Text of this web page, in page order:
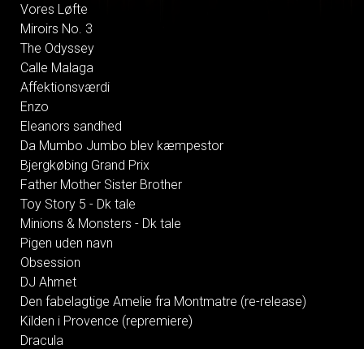
Vores Løfte
Miroirs No. 3
The Odyssey
Calle Malaga
Affektionsværdi
Enzo
Eleanors sandhed
Da Mumbo Jumbo blev kæmpestor
Bjergkøbing Grand Prix
Father Mother Sister Brother
Toy Story 5 - Dk tale
Minions & Monsters - Dk tale
Pigen uden navn
Obsession
DJ Ahmet
Den fabelagtige Amelie fra Montmatre (re-release)
Kilden i Provence (repremiere)
Dracula